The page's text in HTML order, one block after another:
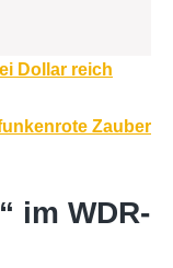
Dollar reich
Zauber
im WDR-